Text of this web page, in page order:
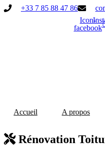
Aller
+33 7 85 88 47 86
Icon-
facebook
Accueil A propos
Rénovation